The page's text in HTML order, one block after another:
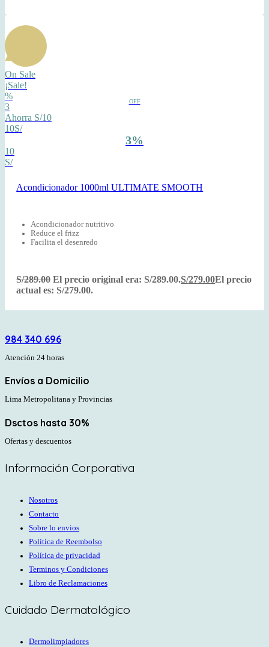
On Sale
¡Sale!
%
OFF
3
Ahorra S/10
10S/
3%
10
S/
Acondicionador 1000ml ULTIMATE SMOOTH
Acondicionador nutritivo
Reduce el frizz
Facilita el desenredo
S/289.00 El precio original era: S/289.00.S/279.00El precio
actual es: S/279.00.
984 340 696
Atención 24 horas
Envíos a Domicilio
Lima Metropolitana y Provincias
Dsctos hasta 30%
Ofertas y descuentos
Información Corporativa
Nosotros
Contacto
Sobre lo envios
Política de Reembolso
Política de privacidad
Terminos y Condiciones
Libro de Reclamaciones
Cuidado Dermatológico
Dermolimpiadores